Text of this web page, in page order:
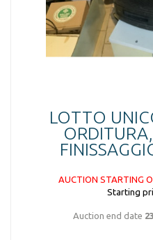
LOTTO
AUCTION STARTING
Starting
Auction end date